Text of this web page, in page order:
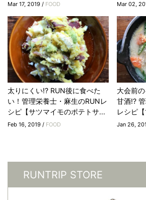
Mar 17, 2019 / FOOD Mar 02,
太りにくい!? RUN後に食べた
い！管理栄養士・麻生のRUNレ
シピ【サツマイモのポテトサ...
Feb 16, 2019 / FOOD
大会前
甘酒!?
レシピ【
Jan 26,
RUNTRIP STORE